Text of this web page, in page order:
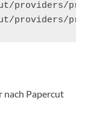
providers/
providers/
nach Papercut